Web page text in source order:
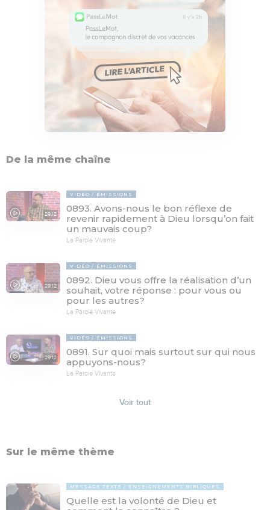
De la même chaîne
29:12
VIDÉO ÉMISSIONS
0893. Avons-nous le bon réflexe de
revenir rapidement à Dieu lorsqu’on fait
un mauvais coup?
La Parole Vivante
29:12
VIDÉO ÉMISSIONS
0892. Dieu vous offre la réalisation d’un
souhait, votre réponse : pour vous ou
pour les autres?
La Parole Vivante
29:12
VIDÉO ÉMISSIONS
0891. Sur quoi mais surtout sur qui nous
appuyons-nous?
La Parole Vivante
Voir tout
Sur le même thème
MESSAGE TEXTE ENSEIGNEMENTS BIBLIQUES
Quelle est la volonté de Dieu et